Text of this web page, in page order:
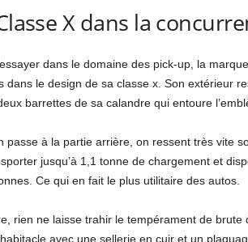
X dans la
dans le domaine des pick-up, la
dans le design de sa classe x. Son extérieur
barrettes de sa calandre qui entoure
passe à la partie arrière, on ressent très vite
jusqu’à 1,1 tonne de chargement et
Ce qui en fait le plus utilitaire des autos.
rien ne laisse trahir le tempérament de
avec une sellerie en cuir et un